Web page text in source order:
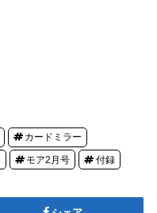
カードミラー
モア2月号 付録